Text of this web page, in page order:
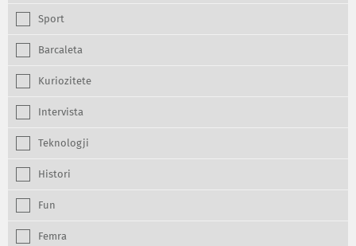
Sport
Barcaleta
Kuriozitete
Intervista
Teknologji
Histori
Fun
Femra